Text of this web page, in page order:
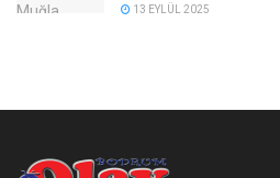
13 EYLÜL 2025